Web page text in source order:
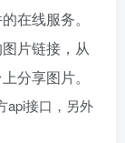
在线服务。
片链接，从
分享图片。
api接口，另外